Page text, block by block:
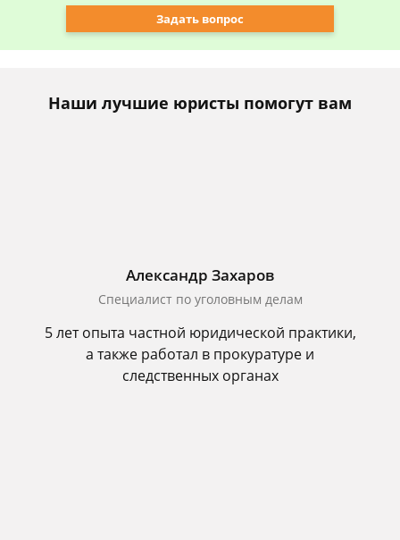
Задать вопрос
Наши лучшие юристы помогут вам
Александр Захаров
Специалист по уголовным делам
5 лет опыта частной юридической практики,
а также работал в прокуратуре и
следственных органах